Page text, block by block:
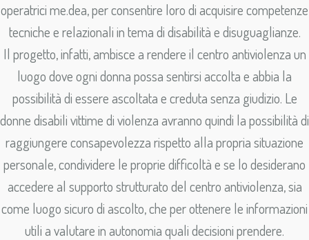
operatrici me.dea, per consentire loro di acquisire competenze
tecniche e relazionali in tema di disabilità e disuguaglianze.
Il progetto, infatti, ambisce a rendere il centro antiviolenza un
luogo dove ogni donna possa sentirsi accolta e abbia la
possibilità di essere ascoltata e creduta senza giudizio. Le
donne disabili vittime di violenza avranno quindi la possibilità di
raggiungere consapevolezza rispetto alla propria situazione
personale, condividere le proprie difficoltà e se lo desiderano
accedere al supporto strutturato del centro antiviolenza, sia
come luogo sicuro di ascolto, che per ottenere le informazioni
utili a valutare in autonomia quali decisioni prendere.